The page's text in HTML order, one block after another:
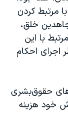
مرتبط کردن
خلق،
با این
اجرای احکام
حقوق‌بشری
خود هزینه